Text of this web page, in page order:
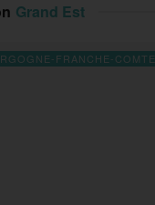
Grand Est
FRANCHE-COMTE